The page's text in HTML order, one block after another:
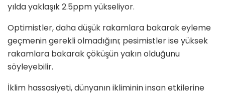
yılda yaklaşık 2.5ppm yükseliyor.
Optimistler, daha düşük rakamlara bakarak eyleme
geçmenin gerekli olmadığını; pesimistler ise yüksek
rakamlara bakarak çöküşün yakın olduğunu
söyleyebilir.
İklim hassasiyeti, dünyanın ikliminin insan etkilerine